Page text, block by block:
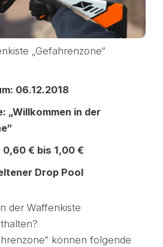
„Gefahrenzone“
06.12.2018
„Willkommen in der
0,60 € bis 1,00 €
Drop Pool
der Waffenkiste
können folgende